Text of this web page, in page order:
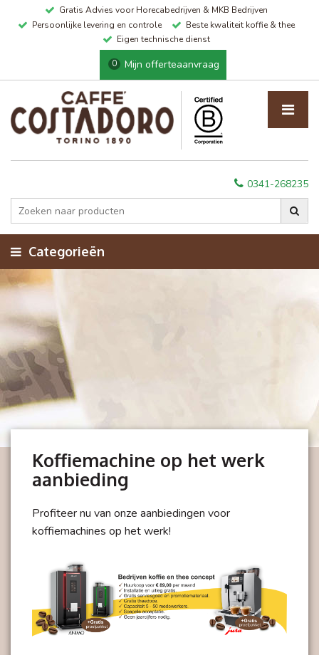
Gratis Advies voor Horecabedrijven & MKB Bedrijven
Persoonlijke levering en controle
Beste kwaliteit koffie & thee
Eigen technische dienst
0 Mijn offerteaanvraag
0341-268235
Categorieën
Koffiemachine op het werk
aanbieding
Profiteer nu van onze aanbiedingen voor
koffiemachines op het werk!